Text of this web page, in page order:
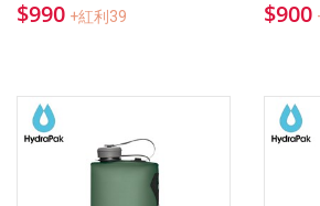
$990 +紅利39 $900